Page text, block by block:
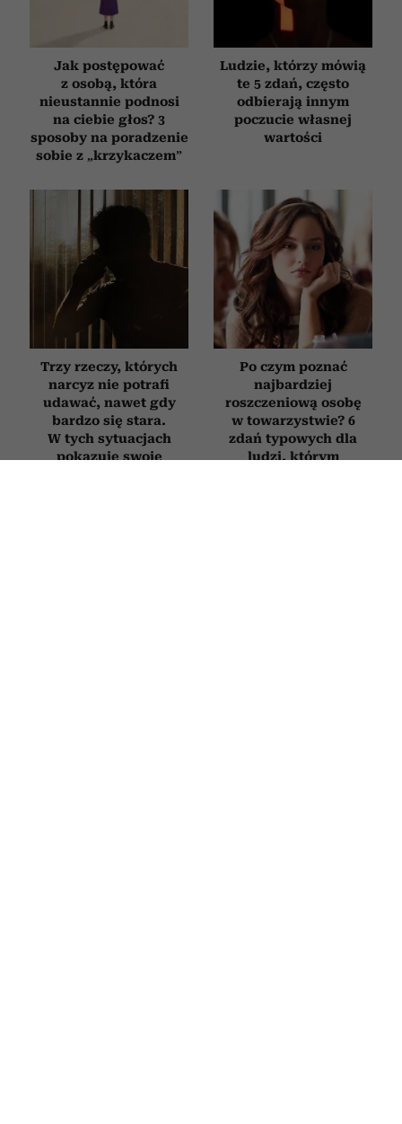
Jak postępować
z osobą, która
nieustannie podnosi
na ciebie głos? 3
sposoby na poradzenie
sobie z „krzykaczem”
Ludzie, którzy mówią
te 5 zdań, często
odbierają innym
poczucie własnej
wartości
Trzy rzeczy, których
narcyz nie potrafi
udawać, nawet gdy
bardzo się stara.
W tych sytuacjach
pokazuje swoje
Po czym poznać
najbardziej
roszczeniową osobę
w towarzystwie? 6
zdań typowych dla
ludzi, którym